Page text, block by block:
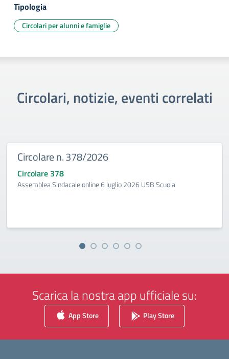
Tipologia
Circolari per alunni e famiglie
Circolari, notizie, eventi correlati
Circolare n. 378/2026
Circolare 378
Assemblea Sindacale online 6 luglio 2026 USB Scuola
Scarica la nostra app ufficiale su:
App Store Play Store